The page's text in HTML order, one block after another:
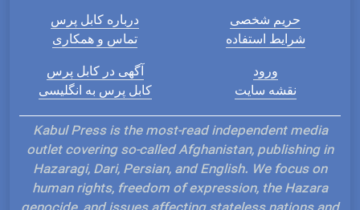
درباره کابل پرس
تماس و همکاری
حریم شخصی
شرایط استفاده
آگهی در کابل پرس
کابل پرس به انگلیسی
ورود
نقشه سایت
Kabul Press is the most-read independent media
outlet covering so-called Afghanistan, publishing in
Hazaragi, Dari, Persian, and English. We focus on
human rights, freedom of expression, the Hazara